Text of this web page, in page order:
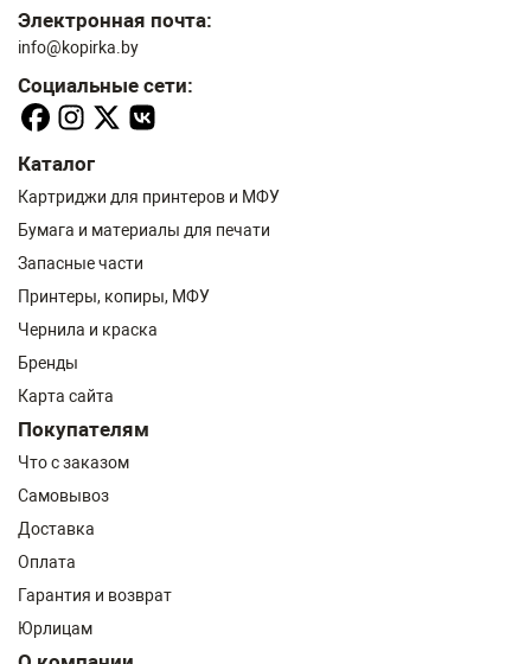
Электронная почта:
info@kopirka.by
Социальные сети:
Каталог
Картриджи для принтеров и МФУ
Бумага и материалы для печати
Запасные части
Принтеры, копиры, МФУ
Чернила и краска
Бренды
Карта сайта
Покупателям
Что с заказом
Самовывоз
Доставка
Оплата
Гарантия и возврат
Юрлицам